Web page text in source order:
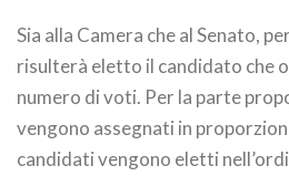
Sia alla Camera che al Senato,
risulterà eletto il candidato che
numero di voti. Per la parte
vengono assegnati in
candidati vengono eletti